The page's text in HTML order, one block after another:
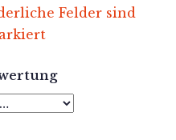
Felder sind